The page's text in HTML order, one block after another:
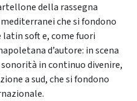
della rassegna
che si fondono
soft e, come fuori
d’autore: in scena
in continuo divenire,
a sud, che si fondono